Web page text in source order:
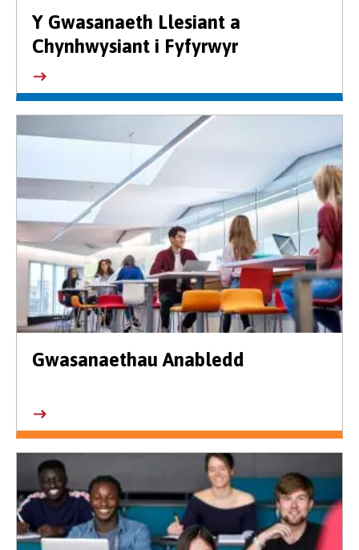
Y Gwasanaeth Llesiant a
Chynhwysiant i Fyfyrwyr
Gwasanaethau Anabledd